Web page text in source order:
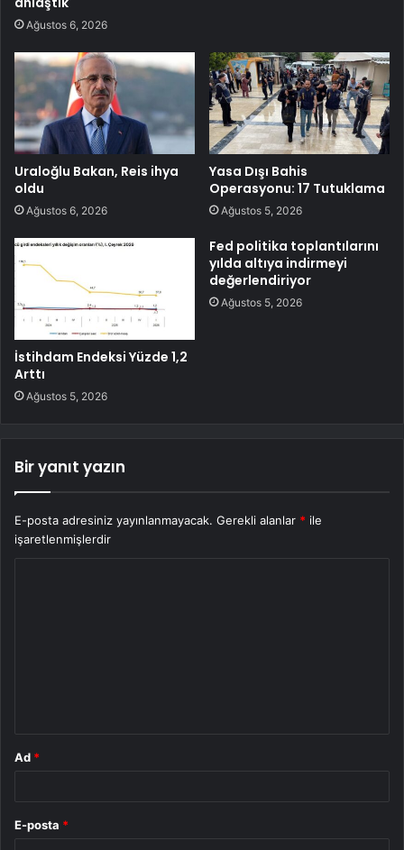
Ağustos 6, 2026
Uraloğlu Bakan, Reis ihya
oldu
Ağustos 6, 2026
Yasa Dışı Bahis
Operasyonu: 17 Tutuklama
Ağustos 5, 2026
İstihdam Endeksi Yüzde 1,2
Arttı
Ağustos 5, 2026
Fed politika toplantılarını
yılda altıya indirmeyi
değerlendiriyor
Ağustos 5, 2026
Bir yanıt yazın
E-posta adresiniz yayınlanmayacak. Gerekli alanlar * ile
işaretlenmişlerdir
Ad *
E-posta *